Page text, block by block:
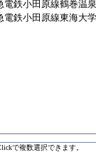
で複数選択できます。